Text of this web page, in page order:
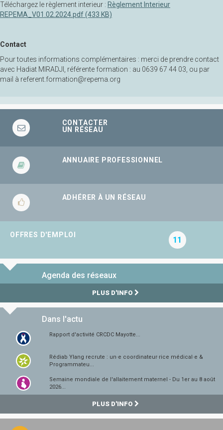
Téléchargez le règlement interieur : Règlement Interieur
REPEMA_V01.02.2024.pdf (433 KB)
Contact
Pour toutes informations complémentaires : merci de prendre contact
avec Hadiat MIRADJI, référente formation : au 0639 67 44 03, ou par
mail à referent.formation@repema.org
CONTACTER
UN RÉSEAU
ANNUAIRE PROFESSIONNEL
ADHÉRER À UN RÉSEAU
OFFRES D'EMPLOI
11
Agenda des réseaux
PLUS D'INFO
Dans l'actu
Rapport d'activité CRCDC Mayotte...
Rédiab Ylang recrute : un·e coordinateur·rice médical·e &
Programmateu...
Semaine mondiale de l'allaitement maternel - Du 1er au 8 août
2026...
PLUS D'INFO